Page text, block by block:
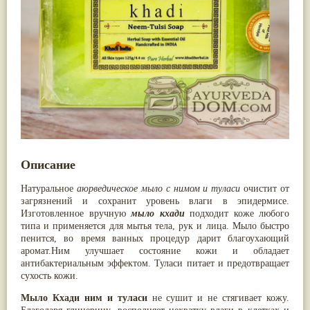
Описание
Натуральное аюрведическое мыло с нимом и туласи очистит от
загрязнений и сохранит уровень влаги в эпидермисе.
Изготовленное вручную мыло кхадиподходит коже любого
типа и применяется для мытья тела, рук и лица. Мыло быстро
пенится, во время ванных процедур дарит благоухающий
аромат.Ним улучшает состояние кожи и обладает
антибактериальным эффектом. Туласи питает и предотвращает
сухость кожи.
Мыло Кхади ним и туласине сушит и не стягивает кожу.
Nirdosh
(3)
Ашта чурна
Аштаваргам
(3)
Брами вати с золотом(3)
Брахма расаяна
(3)
Брихатьяди
Видарьяди(3)
Гуггул(3)
Дханвантарам 101
Дханвантарам тайлам(3)
Кримикутхар рас
Кутаджа(3)
Кширабала(3)
Лив 52(3)
more...
Арджуна
Касмарья
Кориандр(19)
Туласи
Барбарис индийский(17)
Зира
(17)
Крапива индийская
(17)
Патола(17)
Холарена - Кутаджа(17)
Шионака
(17)
Аджван/Ажгон(16)
Укроп пахучий
Лодхра(14)
Моринга(14)
Перец кубеба(14)
Сахарный тростник(14)
Бхунимба/Андрографис метельчатый(13)
Гвоздика(13)
Кассия трубчатая(13)
Мезуя железная
Мускатный орех